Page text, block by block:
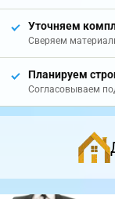
Уточняем
Сверяем
Планируем
Согласовываем